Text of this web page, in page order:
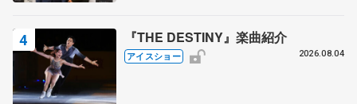
『THE DESTINY』楽曲紹介
アイスショー 2026.08.04